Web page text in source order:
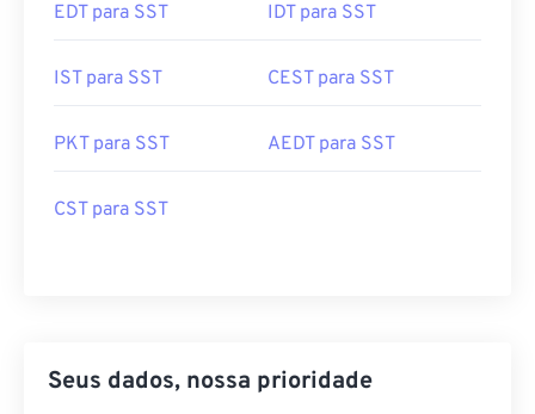
EDT para SST IDT para SST
IST para SST CEST para SST
PKT para SST AEDT para SST
CST para SST
Seus dados, nossa prioridade